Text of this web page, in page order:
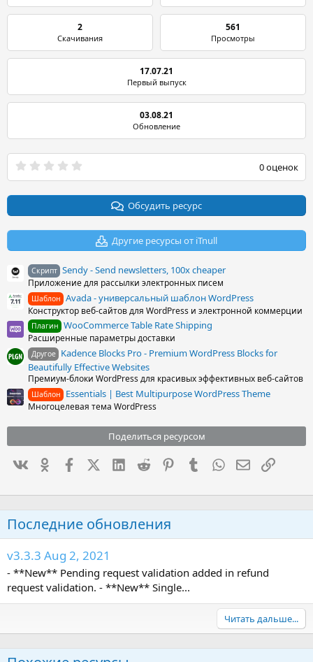
2
Скачивания
561
Просмотры
17.07.21
Первый выпуск
03.08.21
Обновление
0
0
в
з
0 оценок
Обсудить ресурс
Другие ресурсы от iTnull
Скрипт Sendy - Send newsletters, 100x cheaper
Приложение для рассылки электронных писем
Шаблон Avada - универсальный шаблон WordPress
Конструктор веб-сайтов для WordPress и электронной коммерции
Плагин WooCommerce Table Rate Shipping
Расширенные параметры доставки
Другое Kadence Blocks Pro - Premium WordPress Blocks for
Beautifully Effective Websites
Премиум-блоки WordPress для красивых эффективных веб-сайтов
Шаблон Essentials | Best Multipurpose WordPress Theme
Многоцелевая тема WordPress
Поделиться ресурсом
ВконтактеОдноклассники
FacebookX (Twitter)LinkedIn
Reddit PinterestTumblrWhatsAppСсылка
Последние обновления
v3.3.3 Aug 2, 2021
- **New** Pending request validation added in refund
request validation. - **New** Single...
Читать дальше...